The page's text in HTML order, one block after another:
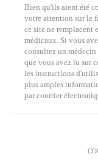
Bien qu'ils aient été
votre attention sur le
ce site ne remplacent
médicaux. Si vous
consultez un
que vous avez lu sur
les instructions
plus amples